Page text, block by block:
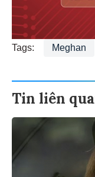
Tags: Meghan
Tin liên